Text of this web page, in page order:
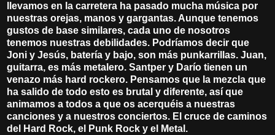
llevamos en la carretera ha pasado mucha música por
nuestras orejas, manos y gargantas. Aunque tenemos
gustos de base similares, cada uno de nosotros
tenemos nuestras debilidades. Podríamos decir que
Joni y Jesús, batería y bajo, son más punkarrillas. Juan,
guitarra, es más metalero. Santper y Darío tienen un
venazo más hard rockero. Pensamos que la mezcla que
ha salido de todo esto es brutal y diferente, así que
animamos a todos a que os acerquéis a nuestras
canciones y a nuestros conciertos. El cruce de caminos
del Hard Rock, el Punk Rock y el Metal.